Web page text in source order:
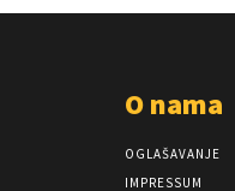
O nama
OGLAŠAVANJE
IMPRESSUM